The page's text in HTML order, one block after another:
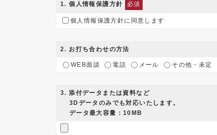
1. 個人情報保護方針 必須
個人情報保護方針に同意します
2. お打ち合わせの方法
WEB面談 電話 メール その他・未定
3. 添付データまたは資料など
3Dデータのみでも対応いたします。
データ最大容量：10MB